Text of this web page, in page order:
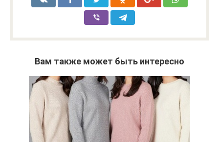
Вам также может быть интересно